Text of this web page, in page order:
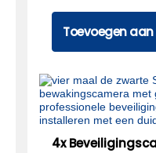
Toevoegen
4x